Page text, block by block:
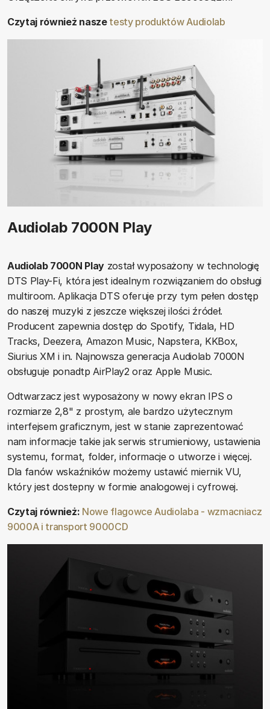
Czytaj również nasze testy produktów Audiolab
Audiolab 7000N Play
Audiolab 7000N Playzostał wyposażony w technologię
DTS Play-Fi, która jest idealnym rozwiązaniem do obsługi
multiroom. Aplikacja DTS oferuje przy tym pełen dostęp
do naszej muzyki z jeszcze większej ilości źródeł.
Producent zapewnia dostęp do Spotify, Tidala, HD
Tracks, Deezera, Amazon Music, Napstera, KKBox,
Siurius XM i in. Najnowsza generacja Audiolab 7000N
obsługuje ponadtp AirPlay2 oraz Apple Music.
Odtwarzacz jest wyposażony w nowy ekran IPS o
rozmiarze 2,8" z prostym, ale bardzo użytecznym
interfejsem graficznym, jest w stanie zaprezentować
nam informacje takie jak serwis strumieniowy, ustawienia
systemu, format, folder, informacje o utworze i więcej.
Dla fanów wskaźników możemy ustawić miernik VU,
który jest dostepny w formie analogowej i cyfrowej.
Czytaj również: Nowe flagowce Audiolaba - wzmacniacz
9000A i transport 9000CD